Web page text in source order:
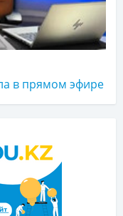
в прямом эфире